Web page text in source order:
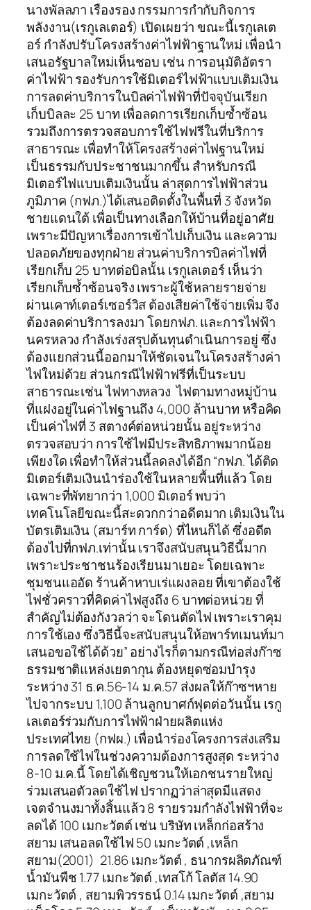
นางพัลลภา เรืองรอง กรรมการกำกับกิจการ
พลังงาน(เรกูเลเตอร์) เปิดเผยว่า ขณะนี้เรกูเลเต
อร์ กำลังปรับโครงสร้างค่าไฟฟ้าฐานใหม่ เพื่อนำ
เสนอรัฐบาลใหม่เห็นชอบ เช่น การอนุมัติอัตรา
ค่าไฟฟ้า รองรับการใช้มิเตอร์ไฟฟ้าแบบเติมเงิน
การลดค่าบริการในบิลค่าไฟฟ้าที่ปัจจุบันเรียก
เก็บบิลละ 25 บาท เพื่อลดการเรียกเก็บซ้ำซ้อน
รวมถึงการตรวจสอบการใช้ไฟฟรีในที่บริการ
สาธารณะ เพื่อทำให้โครงสร้างค่าไฟฐานใหม่
เป็นธรรมกับประชาชนมากขึ้น สำหรับกรณี
มิเตอร์ไฟแบบเติมเงินนั้น ล่าสุดการไฟฟ้าส่วน
ภูมิภาค (กฟภ.)ได้เสนอติดตั้งในพื้นที่ 3 จังหวัด
ชายแดนใต้ เพื่อเป็นทางเลือกให้บ้านที่อยู่อาศัย
เพราะมีปัญหาเรื่องการเข้าไปเก็บเงิน และความ
ปลอดภัยของทุกฝ่าย ส่วนค่าบริการบิลค่าไฟที่
เรียกเก็บ 25 บาทต่อบิลนั้น เรกูเลเตอร์ เห็นว่า
เรียกเก็บซ้ำซ้อนจริง เพราะผู้ใช้หลายรายจ่าย
ผ่านเคาท์เตอร์เซอร์วิส ต้องเสียค่าใช้จ่ายเพิ่ม จึง
ต้องลดค่าบริการลงมา โดยกฟภ. และการไฟฟ้า
นครหลวง กำลังเร่งสรุปต้นทุนดำเนินการอยู่ ซึ่ง
ต้องแยกส่วนนี้ออกมาให้ชัดเจนในโครงสร้างค่า
ไฟใหม่ด้วย ส่วนกรณีไฟฟ้าฟรีที่เป็นระบบ
สาธารณะเช่น ไฟทางหลวง ไฟตามทางหมู่บ้าน
ที่แฝงอยู่ในค่าไฟฐานถึง 4,000 ล้านบาท หรือคิด
เป็นค่าไฟที่ 3 สตางค์ต่อหน่วยนั้น อยู่ระหว่าง
ตรวจสอบว่า การใช้ไฟมีประสิทธิภาพมากน้อย
เพียงใด เพื่อทำให้ส่วนนี้ลดลงได้อีก “กฟภ. ได้ติด
มิเตอร์เติมเงินนำร่องใช้ในหลายพื้นที่แล้ว โดย
เฉพาะที่พัทยากว่า 1,000 มิเตอร์ พบว่า
เทคโนโลยีขณะนี้สะดวกกว่าอดีตมาก เติมเงินใน
บัตรเติมเงิน (สมาร์ท การ์ด) ที่ไหนก็ได้ ซึ่งอดีต
ต้องไปที่กฟภ.เท่านั้น เราจึงสนับสนุนวิธีนี้มาก
เพราะประชาชนร้องเรียนมาเยอะ โดยเฉพาะ
ชุมชนแออัด ร้านค้าหาบเร่แผงลอย ที่เขาต้องใช้
ไฟชั่วคราวที่คิดค่าไฟสูงถึง 6 บาทต่อหน่วย ที่
สำคัญไม่ต้องกังวลว่า จะโดนตัดไฟ เพราะเราคุม
การใช้เอง ซึ่งวิธีนี้จะสนับสนุนให้อพาร์ทเมนท์มา
เสนอขอใช้ได้ด้วย” อย่างไรก็ตามกรณีท่อส่งก๊าซ
ธรรมชาติแหล่งเยตากุน ต้องหยุดซ่อมบำรุง
ระหว่าง 31 ธ.ค.56-14 ม.ค.57 ส่งผลให้ก๊าซฯหาย
ไปจากระบบ 1,100 ล้านลูกบาศก์ฟุตต่อวันนั้น เรกู
เลเตอร์ร่วมกับการไฟฟ้าฝ่ายผลิตแห่ง
ประเทศไทย (กฟผ.) เพื่อนำร่องโครงการส่งเสริม
การลดใช้ไฟในช่วงความต้องการสูงสุด ระหว่าง
8-10 ม.ค.นี้ โดยได้เชิญชวนให้เอกชนรายใหญ่
ร่วมเสนอตัวลดใช้ไฟ ปรากฏว่าล่าสุดมีแสดง
เจตจำนงมาทั้งสิ้นแล้ว 8 รายรวมกำลังไฟฟ้าที่จะ
ลดได้ 100 เมกะวัตต์ เช่น บริษัท เหล็กก่อสร้าง
สยาม เสนอลดใช้ไฟ 50 เมกะวัตต์ ,เหล็ก
สยาม(2001) 21.86 เมกะวัตต์ , ธนากรผลิตภัณฑ์
น้ำมันพืช 1.77 เมกะวัตต์ ,เทสโก้ โลตัส 14.90
เมกะวัตต์ , สยามพิวรรธน์ 0.14 เมกะวัตต์ ,สยาม